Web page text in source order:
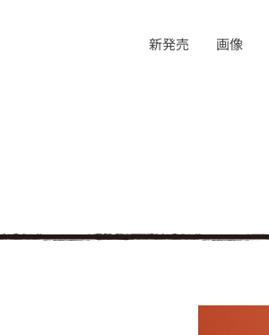
新発売 画像